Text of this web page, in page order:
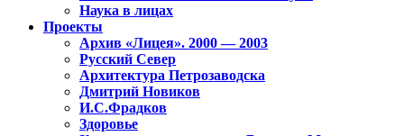
Наука в лицах
Проекты
Архив «Лицея». 2000 — 2003
Русский Север
Архитектура Петрозаводска
Дмитрий Новиков
И.С.Фрадков
Здоровье